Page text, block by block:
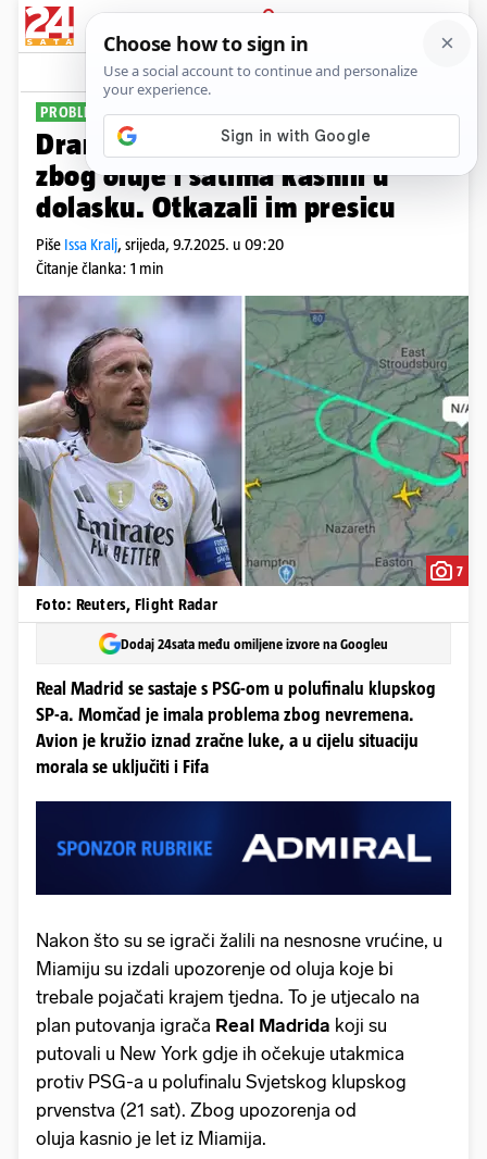
PRIJAVA
Sport Komentari
PROBLEM UOČI POLUFINALA
Drama u avionu Reala: Kružili
zbog oluje i satima kasnili u
dolasku. Otkazali im presicu
Piše Issa Kralj, srijeda, 9.7.2025. u 09:20
Čitanje članka: 1 min
7
Foto: Reuters, Flight Radar
Dodaj 24sata među omiljene izvore na Googleu
Real Madrid se sastaje s PSG-om u polufinalu klupskog
SP-a. Momčad je imala problema zbog nevremena.
Avion je kružio iznad zračne luke, a u cijelu situaciju
morala se uključiti i Fifa
Nakon što su se igrači žalili na nesnosne vrućine, u
Miamiju su izdali upozorenje od oluja koje bi
trebale pojačati krajem tjedna. To je utjecalo na
plan putovanja igrača Real Madrida koji su
putovali u New York gdje ih očekuje utakmica
protiv PSG-a u polufinalu Svjetskog klupskog
prvenstva (21 sat). Zbog upozorenja od
oluja kasnio je let iz Miamija.